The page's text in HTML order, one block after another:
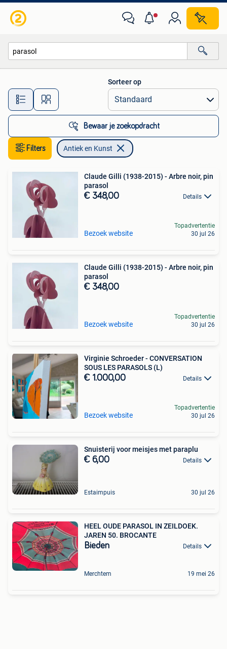
Alle afstanden…
Sorteer op
Bewaar je zoekopdracht
Filters Antiek en Kunst
Claude Gilli (1938-2015) - Arbre noir, pin
parasol
€ 348,00 Details
Bezoek website
Topadvertentie
30 jul 26
Claude Gilli (1938-2015) - Arbre noir, pin
parasol
€ 348,00
Bezoek website
Topadvertentie
30 jul 26
Virginie Schroeder - CONVERSATION
SOUS LES PARASOLS (L)
€ 1.000,00 Details
Bezoek website
Topadvertentie
30 jul 26
Snuisterij voor meisjes met paraplu
€ 6,00 Details
Estaimpuis 30 jul 26
HEEL OUDE PARASOL IN ZEILDOEK.
JAREN 50. BROCANTE
Bieden Details
Merchtem 19 mei 26